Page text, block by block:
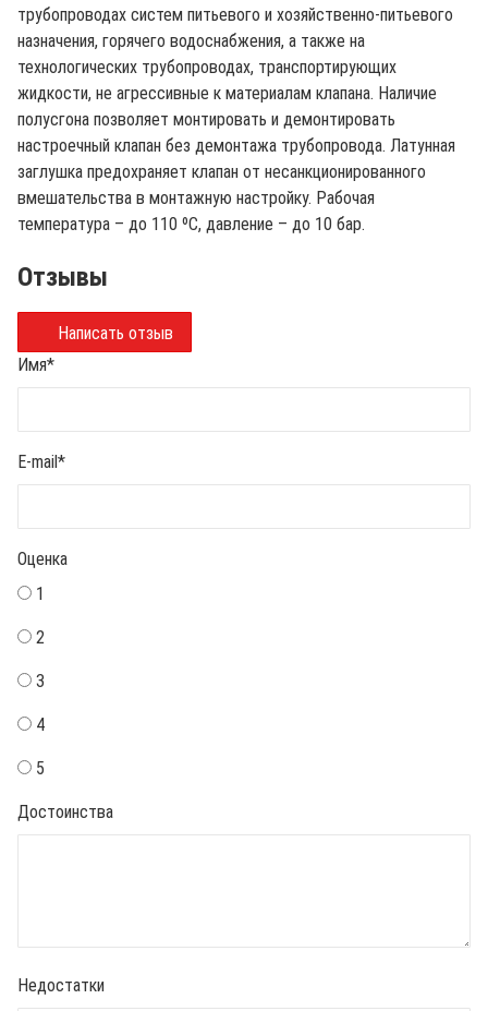
трубопроводах систем питьевого и хозяйственно-питьевого
назначения, горячего водоснабжения, а также на
технологических трубопроводах, транспортирующих
жидкости, не агрессивные к материалам клапана. Наличие
полусгона позволяет монтировать и демонтировать
настроечный клапан без демонтажа трубопровода. Латунная
заглушка предохраняет клапан от несанкционированного
вмешательства в монтажную настройку. Рабочая
температура – до 110 ºС, давление – до 10 бар.
Отзывы
Написать отзыв
Имя*
E-mail*
Оценка
1
2
3
4
5
Достоинства
Недостатки